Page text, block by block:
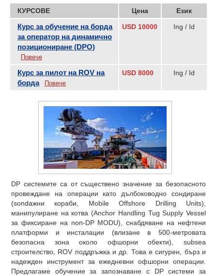
КУРСОВЕ Цена Език
Курс за обучение на борда
за оператор на динамично
позициониране (DPO)
Повече
USD 10000 Ing / Id
Курс за пилот на ROV на
борда
Повече
USD 8000 Ing / Id
DP системите са от съществено значение за безопасното
провеждане на операции като дълбоководно сондиране
(sondaжни кораби, Mobile Offshore Drilling Units),
манипулиране на котва (Anchor Handling Tug Supply Vessel
за фиксиране на non-DP MODU), снабдяване на нефтени
платформи и инсталации (влизане в 500-метровата
безопасна зона около офшорни обекти), subsea
строителство, ROV поддръжка и др. Това е сигурен, бърз и
надежден инструмент за ежедневни офшорни операции.
Предлагаме обучение за запознаване с DP системи за